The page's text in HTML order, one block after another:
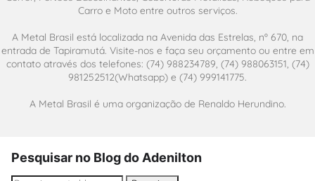
Carro e Moto entre outros serviços.
A Metal Brasil está localizada na Avenida das Estrelas, nº 670, na
entrada de Tapiramutá. Visite-nos e faça seu orçamento ou entre em
contato através dos telefones: (74) 988234789, (74) 988063151, (74)
981252512(Whatsapp) e (74) 999141775.
A Metal Brasil é uma organização de Renaldo Herundino.
Pesquisar no Blog do Adenilton